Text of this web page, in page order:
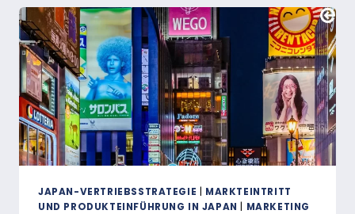
BABYARTIKEL
UND
SPIELZEUG
JAPAN-VERTRIEBSSTRATEGIE
MARKTEINTRITT
UND PRODUKTEINFÜHRUNG IN JAPAN
MARKETING